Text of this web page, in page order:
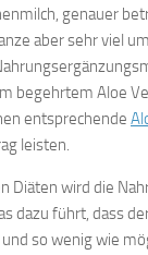
genauer
aber sehr viel
begehrtem Aloe
entsprechende
leisten.
Diäten wird die
dazu führt, dass
so wenig wie